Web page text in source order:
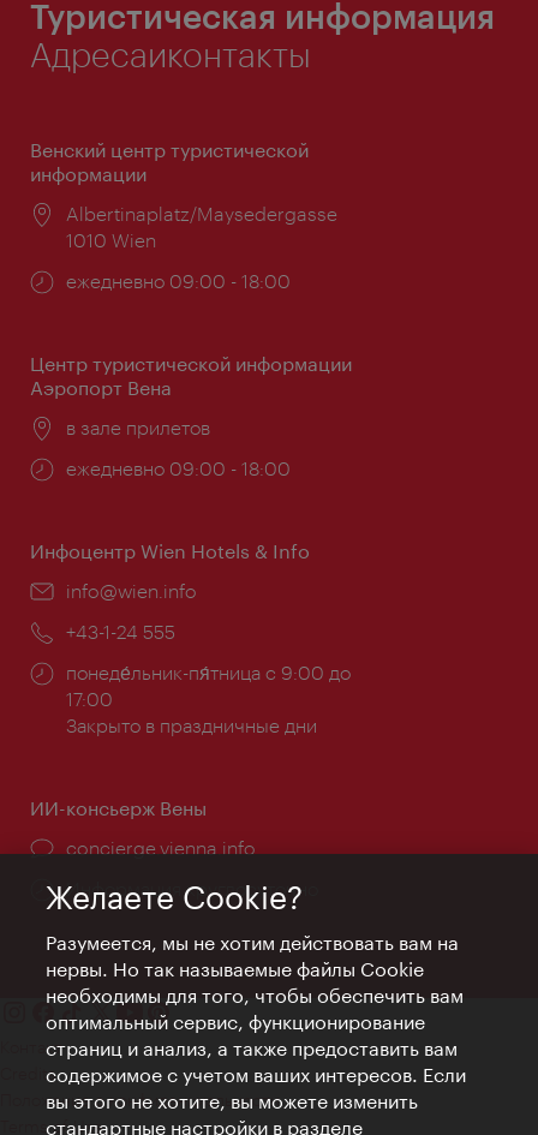
Туристическая информация
Адресаиконтакты
Венский центр туристической
информации
Расположение:
Albertinaplatz/Maysedergasse
1010 Wien
Часы
ежедневно 09:00 - 18:00
Центр туристической информации
Аэропорт Вена
Расположение:
в зале прилетов
Часы
ежедневно 09:00 - 18:00
Инфоцентр Wien Hotels & Info
Эл.
info@wien.info
Телефон:
+43-1-24 555
Часы
работы:
понеде́льник-пя́тница с 9:00 до
17:00
Закрыто в праздничные дни
ИИ-консьерж Вены
concierge.vienna.info
Информация круглосуточно
Контакт
Credits
Положение о конфиденциальности
Terms of Use
Желаете Cookie?
Разумеется, мы не хотим действовать вам на
нервы. Но так называемые файлы Cookie
необходимы для того, чтобы обеспечить вам
оптимальный сервис, функционирование
страниц и анализ, а также предоставить вам
содержимое с учетом ваших интересов. Если
вы этого не хотите, вы можете изменить
стандартные настройки в разделе